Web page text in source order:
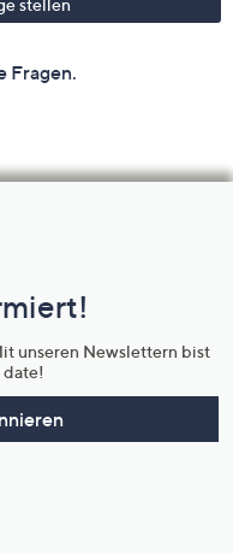
unseren Newslettern bist
date!